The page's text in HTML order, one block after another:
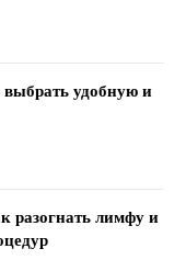
удобную и
разогнать лимфу и